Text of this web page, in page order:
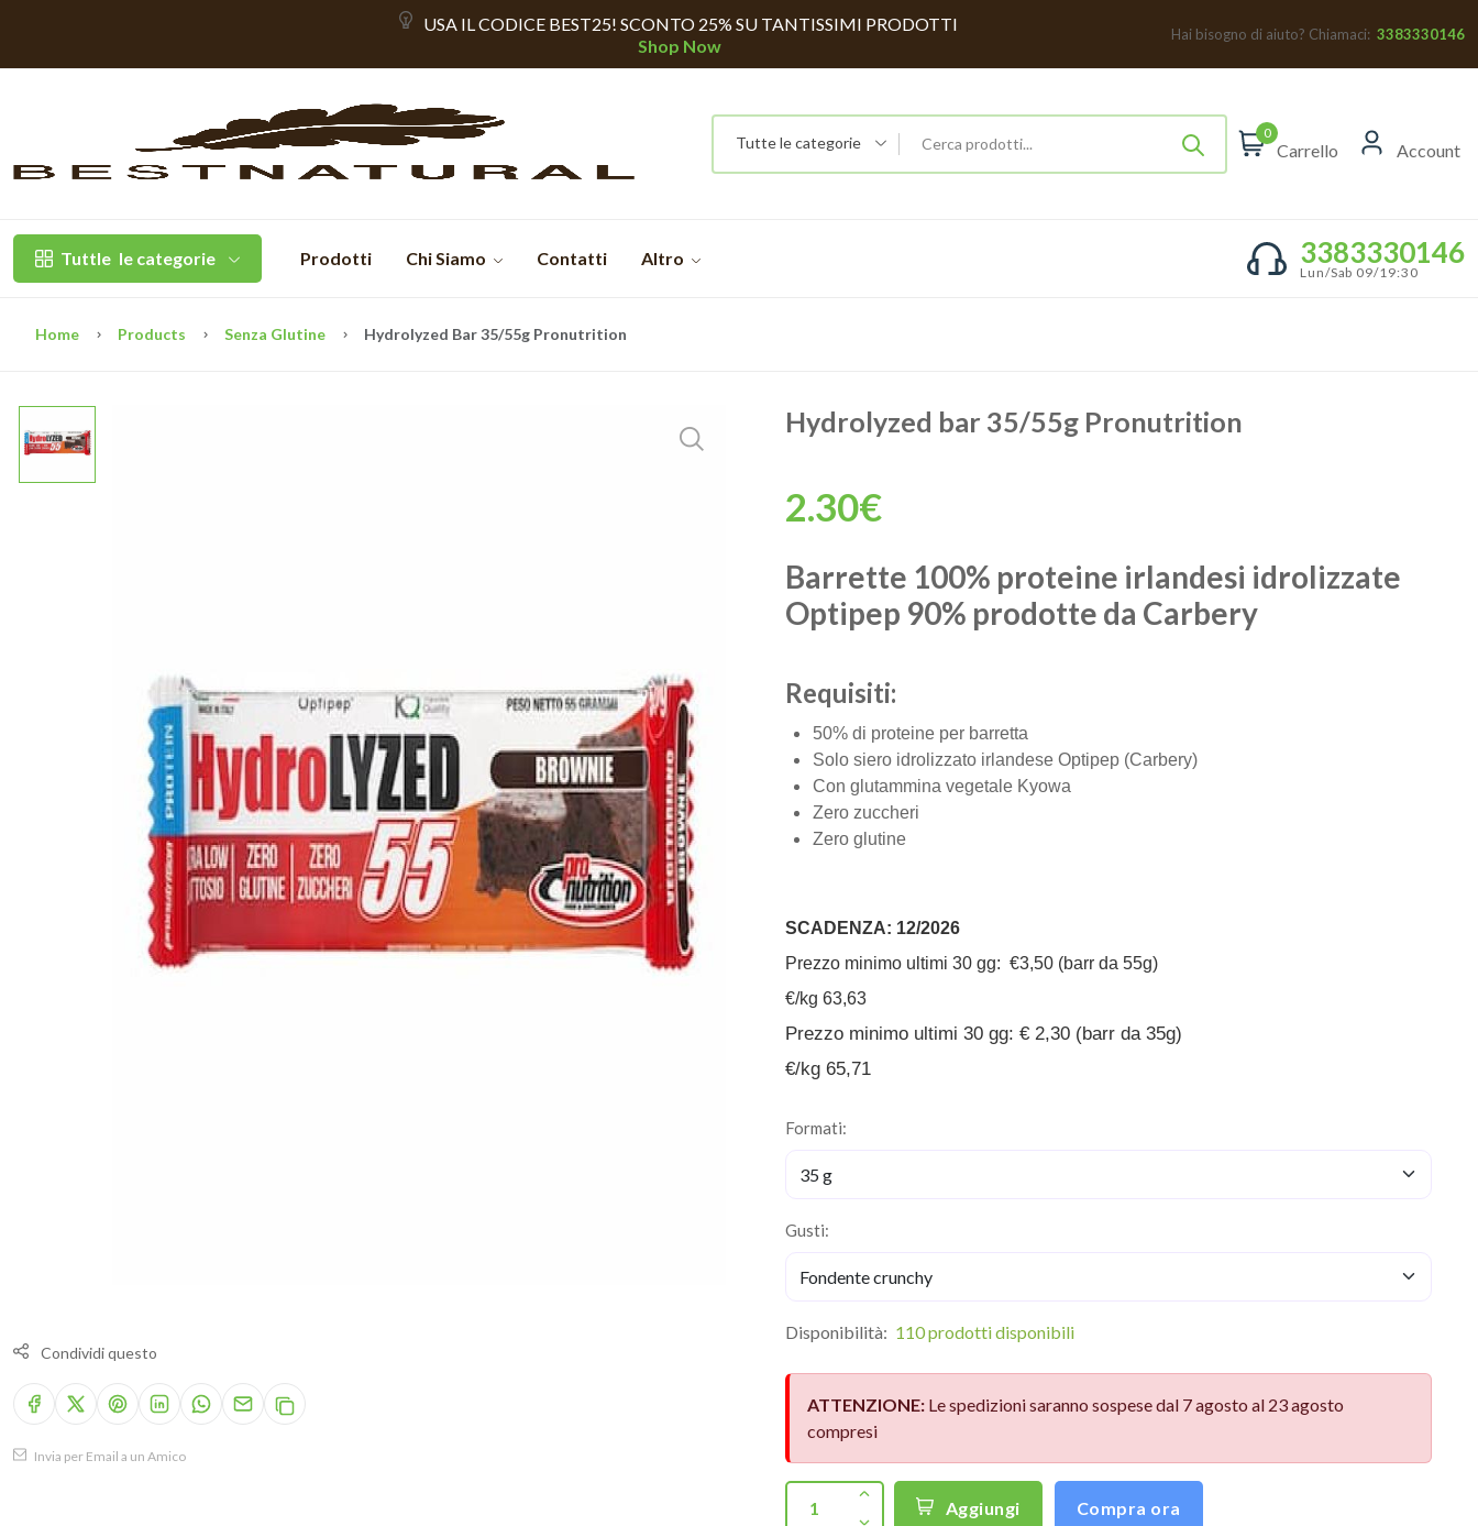
USA IL CODICE BEST25! SCONTO 25% SU TANTISSIMI PRODOTTI
Shop Now
Hai bisogno di aiuto? Chiamaci: 3383330146
Tutte le categorie
0
Carrello Account
Tuttle le categorie Prodotti Chi Siamo Contatti Altro 3383330146
Lun/Sab 09/19:30
Home Products Senza Glutine Hydrolyzed Bar 35/55g Pronutrition
Condividi questo
Invia per Email a un Amico
Hydrolyzed bar 35/55g Pronutrition
2.30€
Barrette 100% proteine irlandesi idrolizzate
Optipep 90% prodotte da Carbery
Requisiti:
50% di proteine per barretta
Solo siero idrolizzato irlandese Optipep (Carbery)
Con glutammina vegetale Kyowa
Zero zuccheri
Zero glutine
SCADENZA: 12/2026
Prezzo minimo ultimi 30 gg: €3,50 (barr da 55g)
€/kg 63,63
Prezzo minimo ultimi 30 gg: € 2,30 (barr da 35g)
€/kg 65,71
Formati:
Gusti:
Disponibilità: 110 prodotti disponibili
ATTENZIONE: Le spedizioni saranno sospese dal 7 agosto al 23 agosto
compresi
Aggiungi Compra ora